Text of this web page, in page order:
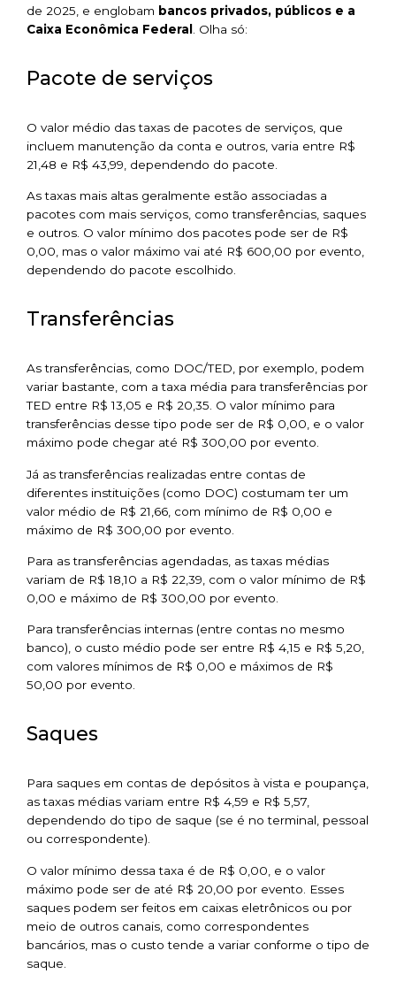
de 2025, e englobam bancos privados, públicos e a
Caixa Econômica Federal
. Olha só:
Pacote de serviços
O valor médio das taxas de pacotes de serviços, que
incluem manutenção da conta e outros, varia entre R$
21,48 e R$ 43,99, dependendo do pacote.
As taxas mais altas geralmente estão associadas a
pacotes com mais serviços, como transferências, saques
e outros. O valor mínimo dos pacotes pode ser de R$
0,00, mas o valor máximo vai até R$ 600,00 por evento,
dependendo do pacote escolhido.
Transferências
As transferências, como DOC/TED, por exemplo, podem
variar bastante, com a taxa média para transferências por
TED entre R$ 13,05 e R$ 20,35. O valor mínimo para
transferências desse tipo pode ser de R$ 0,00, e o valor
máximo pode chegar até R$ 300,00 por evento.
Já as transferências realizadas entre contas de
diferentes instituições (como DOC) costumam ter um
valor médio de R$ 21,66, com mínimo de R$ 0,00 e
máximo de R$ 300,00 por evento.
Para as transferências agendadas, as taxas médias
variam de R$ 18,10 a R$ 22,39, com o valor mínimo de R$
0,00 e máximo de R$ 300,00 por evento.
Para transferências internas (entre contas no mesmo
banco), o custo médio pode ser entre R$ 4,15 e R$ 5,20,
com valores mínimos de R$ 0,00 e máximos de R$
50,00 por evento.
Saques
Para saques em contas de depósitos à vista e poupança,
as taxas médias variam entre R$ 4,59 e R$ 5,57,
dependendo do tipo de saque (se é no terminal, pessoal
ou correspondente).
O valor mínimo dessa taxa é de R$ 0,00, e o valor
máximo pode ser de até R$ 20,00 por evento. Esses
saques podem ser feitos em caixas eletrônicos ou por
meio de outros canais, como correspondentes
bancários, mas o custo tende a variar conforme o tipo de
saque.